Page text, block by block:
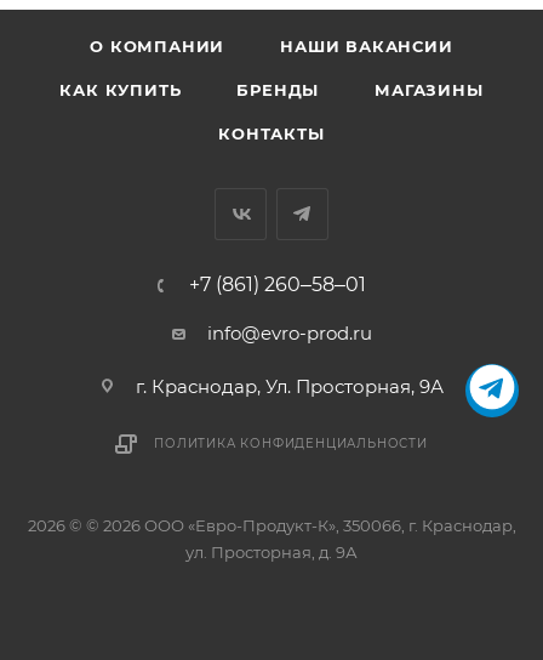
О КОМПАНИИ НАШИ ВАКАНСИИ
КАК КУПИТЬ БРЕНДЫ МАГАЗИНЫ
КОНТАКТЫ
+7 (861) 260‒58‒01
info@evro-prod.ru
г. Краснодар, ​Ул. Просторная, 9А
ПОЛИТИКА КОНФИДЕНЦИАЛЬНОСТИ
2026 © © 2026 ООО «Евро-Продукт-К», 350066, г. Краснодар,
ул. Просторная, д. 9А